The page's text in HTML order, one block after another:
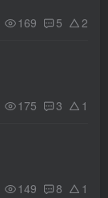
169 5 2
175 3 1
149 8 1